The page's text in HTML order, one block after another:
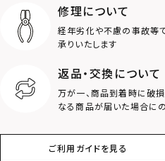
ロゴ
クラウン
修理について
経年劣化や不慮の事故等
承りいたします
返品・交換について
万が一、商品到着時に破
なる商品が届いた場合に
ご利用ガイドを見る